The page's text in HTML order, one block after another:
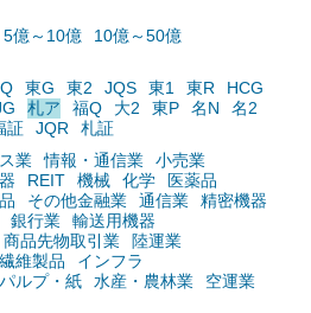
5億～10億
10億～50億
東G 東2 JQS 東1 東R
HCG
札ア 福Q 大2 東P 名N
名2
証 JQR
札証
業 情報・通信業
小売業
REIT 機械 化学
医薬品
その他金融業 通信業
精密機器
銀行業
輸送用機器
品先物取引業
陸運業
繊維製品
インフラ
パルプ・紙 水産・農林業
空運業